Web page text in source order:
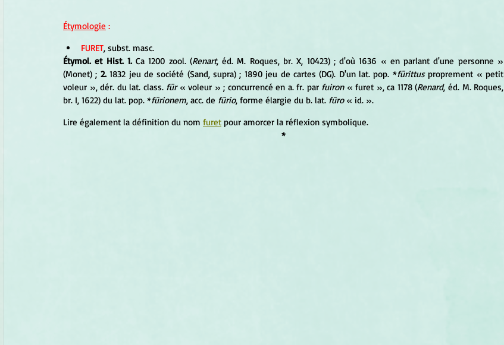
Étymologie :
FURET, subst. masc.
Étymol. et Hist. 1. Ca 1200 zool. (Renart, éd. M. Roques, br. X, 10423) ; d'où 1636 « en parlant d'une personne »
(Monet) ; 2. 1832 jeu de société (Sand, supra) ; 1890 jeu de cartes (DG). D'un lat. pop. *fūrittus proprement « petit
voleur », dér. du lat. class. fūr « voleur » ; concurrencé en a. fr. par fuiron « furet », ca 1178 (Renard, éd. M. Roques,
br. I, 1622) du lat. pop. *fūrionem, acc. de fūrio, forme élargie du b. lat. fūro « id. ».
Lire également la définition du nom furet pour amorcer la réflexion symbolique.
*